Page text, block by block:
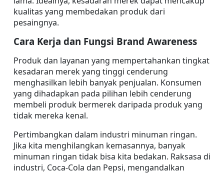
kualitas yang membedakan produk dari
pesaingnya.
Cara Kerja dan Fungsi Brand Awareness
Produk dan layanan yang mempertahankan tingkat
kesadaran merek yang tinggi cenderung
menghasilkan lebih banyak penjualan. Konsumen
yang dihadapkan pada pilihan lebih cenderung
membeli produk bermerek daripada produk yang
tidak mereka kenal.
Pertimbangkan dalam industri minuman ringan.
Jika kita menghilangkan kemasannya, banyak
minuman ringan tidak bisa kita bedakan. Raksasa di
industri, Coca-Cola dan Pepsi, mengandalkan